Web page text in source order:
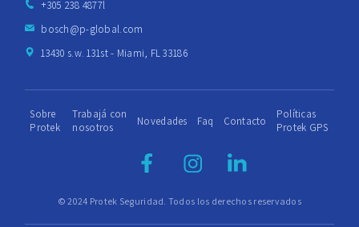
+305 238 4877l
bosch@p-global.com
13430 s.w. 131st - Miami, FL 33186
© 2024 Protek Seguridad. Todos los derechos reservados
Sobre
Protek
Trabajá con
nosotros
Novedades Faq Contacto
Políticas
Protek GPS